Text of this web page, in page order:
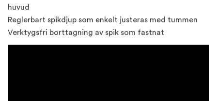
huvud
Reglerbart spikdjup som enkelt justeras med tummen
Verktygsfri borttagning av spik som fastnat